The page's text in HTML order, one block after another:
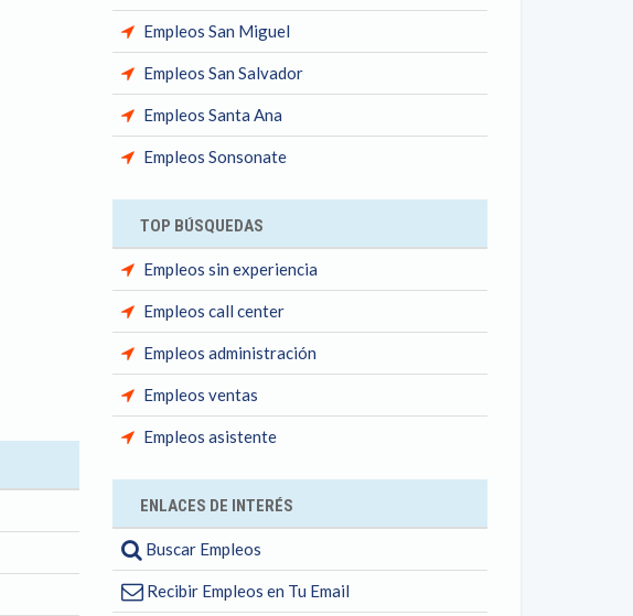
Empleos San Miguel
Empleos San Salvador
Empleos Santa Ana
Empleos Sonsonate
TOP BÚSQUEDAS
Empleos sin experiencia
Empleos call center
Empleos administración
Empleos ventas
Empleos asistente
ENLACES DE INTERÉS
Buscar Empleos
Recibir Empleos en Tu Email